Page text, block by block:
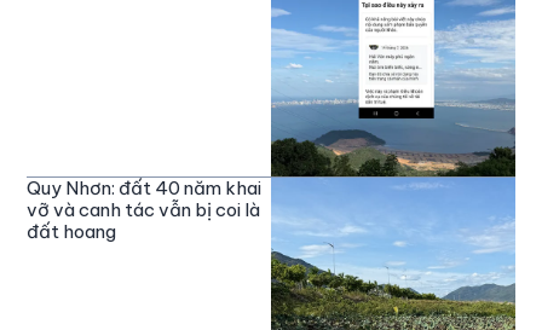
Quy Nhơn: đất 40 năm khai
vỡ và canh tác vẫn bị coi là
đất hoang